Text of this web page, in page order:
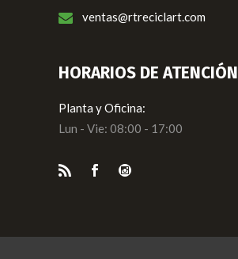
ventas@rtreciclart.com
HORARIOS DE ATENCIÓN
Planta y Oficina:
Lun - Vie: 08:00 - 17:00